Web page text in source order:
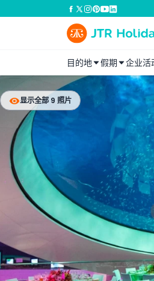
目的地 假期 企业活
显示全部 9 照片